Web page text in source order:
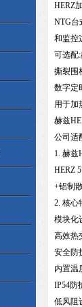
HERZ
NTG台
和监控
可选配
撕裂围
数字定
用于加
赫兹
公司适
1. 赫兹
HERZ
+铝制
2. 核心
模块化
高效热
安全防
内置温
IP54防
低风阻